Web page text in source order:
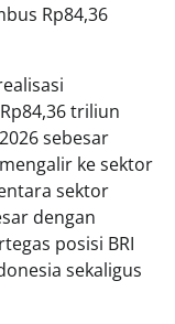
Rp84,36
triliun
sebesar
ke sektor
sektor
dengan
posisi BRI
sekaligus